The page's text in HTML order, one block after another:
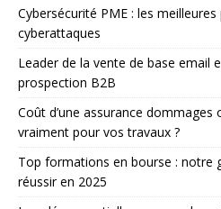
Cybersécurité PME : les
cyberattaques
Leader de la vente de base email
prospection B2B
Coût d’une assurance
vraiment pour vos travaux ?
Top formations en bourse : notre
réussir en 2025